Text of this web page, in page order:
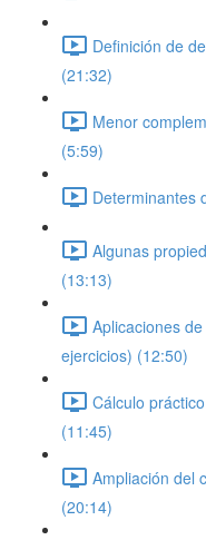
Definición de
(21:32)
Menor
(5:59)
Determinantes
Algunas
(13:13)
Aplicaciones
ejercicios) (12:50)
Cálculo
(11:45)
Ampliación del
(20:14)